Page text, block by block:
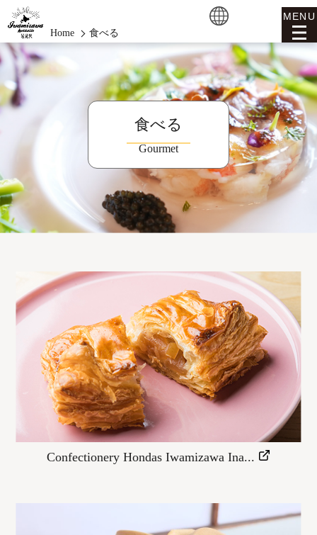
MENU
Home
食べる
食べる
Gourmet
Confectionery Hondas Iwamizawa Ina...